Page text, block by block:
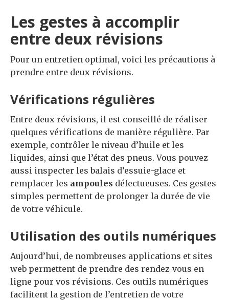
Les gestes à accomplir
entre deux révisions
Pour un entretien optimal, voici les précautions à
prendre entre deux révisions.
Vérifications régulières
Entre deux révisions, il est conseillé de réaliser
quelques vérifications de manière régulière. Par
exemple, contrôler le niveau d’huile et les
liquides, ainsi que l’état des pneus. Vous pouvez
aussi inspecter les balais d’essuie-glace et
remplacer les ampoules défectueuses. Ces gestes
simples permettent de prolonger la durée de vie
de votre véhicule.
Utilisation des outils numériques
Aujourd’hui, de nombreuses applications et sites
web permettent de prendre des rendez-vous en
ligne pour vos révisions. Ces outils numériques
facilitent la gestion de l’entretien de votre